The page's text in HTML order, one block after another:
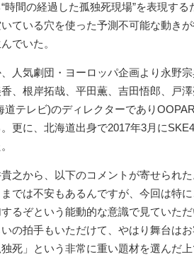
時間の経過した孤独死現場”を表現す
ている穴を使った予測不可能な動き
でいた。
人気劇団・ヨーロッパ企画より永野
、根岸拓哉、平田薫、吉田悟郎、戸
道テレビ)のディレクターであり
更に、北海道出身で2017年3月に
之から、以下のコメントが寄せられた
までは不安もあるんですが、今回は特
るぞという能動的な意識で見ていた
の拍手もいただけて、やはり舞台は
死」という非常に重い題材を選んだ